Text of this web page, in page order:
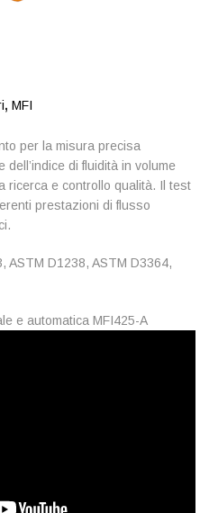
, MFI
per la misura precisa
dell’indice di fluidità in volume
ricerca e controllo qualità. Il test
prestazioni di flusso
ASTM D1238, ASTM D3364,
e automatica MFI425-A